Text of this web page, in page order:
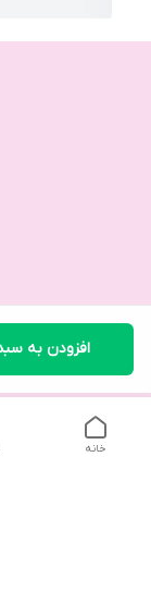
افزودن به
خانه